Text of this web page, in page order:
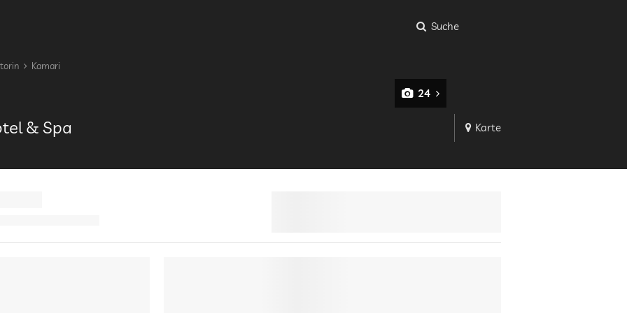
Suche
Kamari
24
& Spa Karte